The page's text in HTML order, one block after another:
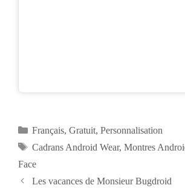
Catégories
Français, Gratuit, Personnalisation
Étiquettes
Cadrans Android Wear, Montres
Face
Navigation
Les vacances de Monsieur Bugdroid